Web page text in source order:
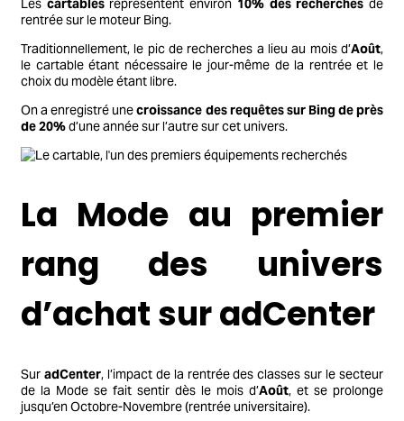
Les cartables représentent environ 10% des recherchesde
rentrée sur le moteur Bing.
Traditionnellement, le pic de recherches a lieu au mois d’Août,
le cartable étant nécessaire le jour-même de la rentrée et le
choix du modèle étant libre.
On a enregistré unecroissance des requêtes sur Bing de près
de 20%d’une année sur l’autre sur cet univers.
La Mode au premier
rang des univers
d’achat sur adCenter
Sur adCenter, l’impact de la rentrée des classes sur le secteur
de la Mode se fait sentir dès le mois d’Août, et se prolonge
jusqu’en Octobre-Novembre (rentrée universitaire).